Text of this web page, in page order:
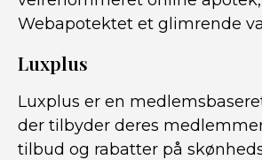
Webapotektet et glimrende
Luxplus
Luxplus er en
der tilbyder deres
tilbud og rabatter på